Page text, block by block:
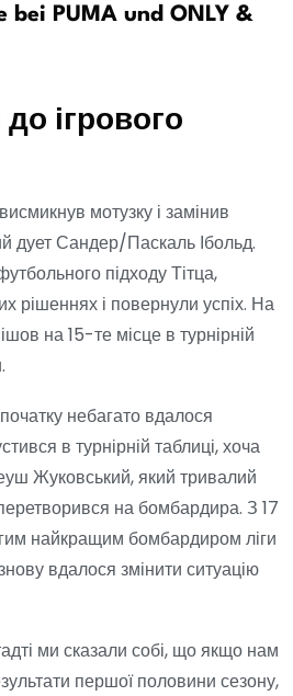
bei PUMA und ONLY &
ігрового
мотузку і замінив
дует Сандер/Паскаль Ібольд.
підходу Тітца,
рішеннях і повернули успіх. На
на 15-те місце в турнірній
небагато вдалося
в турнірній таблиці, хоча
Жуковський, який тривалий
на бомбардира. З 17
найкращим бомбардиром ліги
вдалося змінити ситуацію
ми сказали собі, що якщо нам
першої половини сезону,